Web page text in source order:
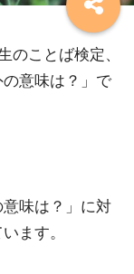
のことば検定、
意味は？」で
味は？」に対
ます。